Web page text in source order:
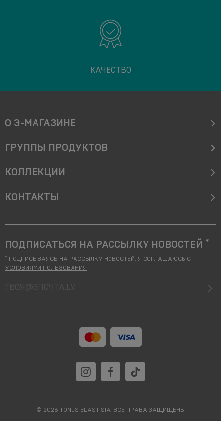
КАЧЕСТВО
О Э-МАГАЗИНЕ
ГРУППЫ ПРОДУКТОВ
КОЛЛЕКЦИИ
KОНТАКТЫ
ПОДПИСАТЬСЯ НА РАССЫЛКУ НОВОСТЕЙ *
* ПОДПИСЫВАЯСЬ НА РАССЫЛКУ НОВОСТЕЙ, Я СОГЛАШАЮСЬ С
УСЛОВИЯМИ ПОЛЬЗОВАНИЯ
твоя@Эпочта.lv
© 2026 TONUS ELAST SIA, ВСЕ ПРАВА ЗАЩИЩЕНЫ